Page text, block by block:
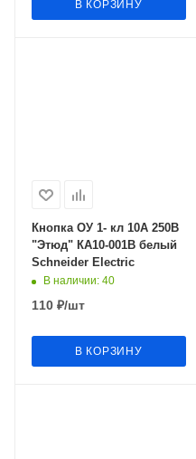
В КОРЗИНУ
Кнопка ОУ 1- кл 10А 250В
"Этюд" КА10-001В белый
Schneider Electric
В наличии: 40
110 ₽/шт
В КОРЗИНУ